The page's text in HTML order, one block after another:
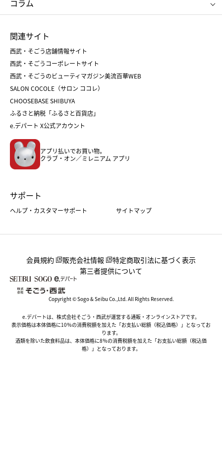
シュタイフ
ひな人形
五月人形
父の日
クリスマスケーキ
ホワイトデー
コラム
菓子折り
和菓子
人気のギフト
バレンタイン
ホワイトデー
おせち
フード
ホーム・キッチン＆アート
関連サイト
西武・そごう店舗情報サイト
西武・そごうコーポレートサイト
西武・そごうのビューティマガジン美流百華WEB
SALON COCOLE（サロン ココレ）
CHOOSEBASE SHIBUYA
ふるさと納税「ふるさと百貨店」
e.デパート X公式アカウント
アプリ払いでお買い物。
クラブ・オン／ミレニアム アプリ
サポート
ヘルプ・カスタマーサポート サイトマップ
会員規約 販売会社情報
特定商取引法に基づく表示
第三者提供について
Copyright © Sogo & Seibu Co.,Ltd. All Rights Reserved.
e.デパートは、株式会社そごう・西武が運営する通販・オンラインストアです。
表示価格は本体価格に10％の消費税額を加えた「お支払い総額（税込価格）」となってお
ります。
酒類を除いた飲食料品は、本体価格に8％の消費税額を加えた「お支払い総額（税込価
格）」となっております。